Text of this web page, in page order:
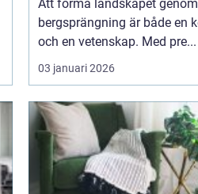
Att forma landskapet genom
bergsprängning är både en
och en vetenskap. Med pre...
03 januari 2026